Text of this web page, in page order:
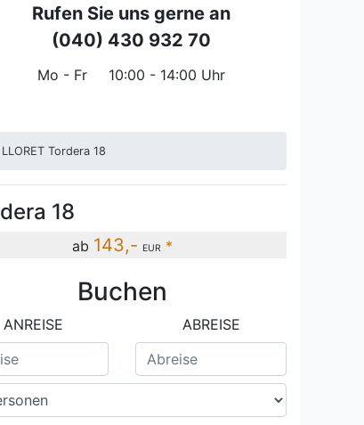
Rufen Sie uns gerne an
(040) 430 932 70
Mo - Fr 10:00 - 14:00 Uhr
Tordera 18
18
ab 143,- EUR *
Buchen
ANREISE ABREISE